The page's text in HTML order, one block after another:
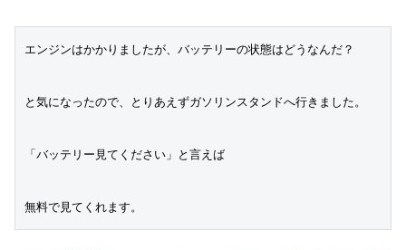
エンジンはかかりましたが、バッテリーの状態はどうなんだ？
と気になったので、とりあえずガソリンスタンドへ行きました。
「バッテリー見てください」と言えば
無料で見てくれます。